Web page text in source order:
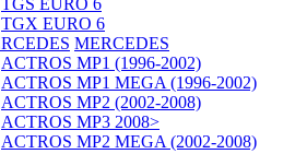
TGS EURO 6
TGX EURO 6
MERCEDES
ACTROS MP1 (1996-2002)
ACTROS MP1 MEGA (1996-2002)
ACTROS MP2 (2002-2008)
ACTROS MP3 2008>
ACTROS MP2 MEGA (2002-2008)